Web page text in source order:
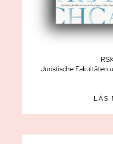
Juristische Fakultäten
LÄS